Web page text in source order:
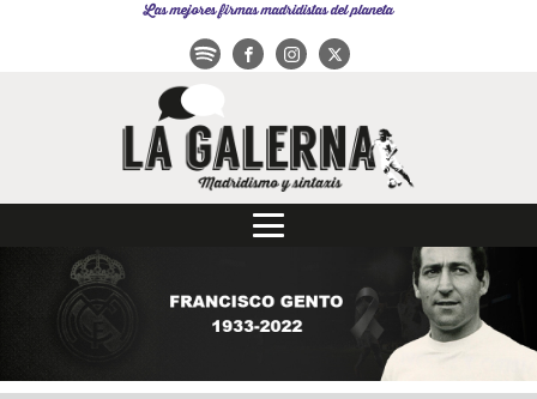
Las mejores firmas madridistas del planeta